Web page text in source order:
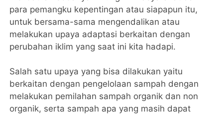
para pemangku kepentingan atau siapapun itu,
untuk bersama-sama mengendalikan atau
melakukan upaya adaptasi berkaitan dengan
perubahan iklim yang saat ini kita hadapi.
Salah satu upaya yang bisa dilakukan yaitu
berkaitan dengan pengelolaan sampah dengan
melakukan pemilahan sampah organik dan non
organik, serta sampah apa yang masih dapat